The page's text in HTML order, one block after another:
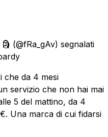
(@fRa_gAv) segnalati
che da 4 mesi
servizio che non hai mai
5 del mattino, da 4
Una marca di cui fidarsi